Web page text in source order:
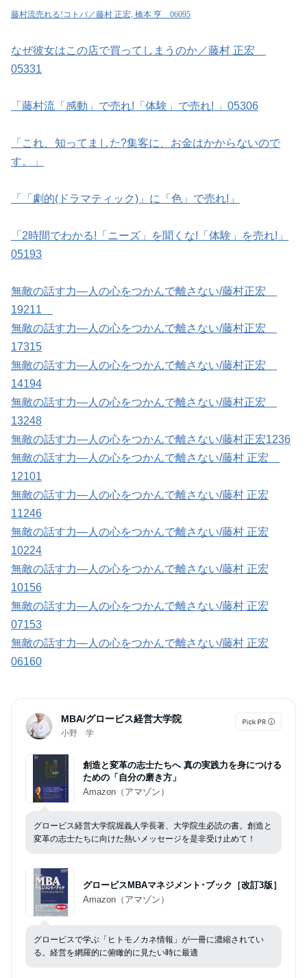
藤村流売れる!コトバ／藤村 正宏, 橋本 亨 06095
なぜ彼女はこの店で買ってしまうのか／藤村 正宏
05331
「藤村流「感動」で売れ!「体験」で売れ! 」05306
「これ、知ってました?集客に、お金はかからないので
す。」
「「劇的(ドラマティック)」に「色」で売れ!」
「2時間でわかる!「ニーズ」を聞くな!「体験」を売れ!」
05193
無敵の話す力―人の心をつかんで離さない/藤村正宏
19211
無敵の話す力―人の心をつかんで離さない/藤村正宏
17315
無敵の話す力―人の心をつかんで離さない/藤村正宏
14194
無敵の話す力―人の心をつかんで離さない/藤村正宏
13248
無敵の話す力―人の心をつかんで離さない/藤村正宏1236
無敵の話す力―人の心をつかんで離さない/藤村 正宏
12101
無敵の話す力―人の心をつかんで離さない/藤村 正宏
11246
無敵の話す力―人の心をつかんで離さない/藤村 正宏
10224
無敵の話す力―人の心をつかんで離さない/藤村 正宏
10156
無敵の話す力―人の心をつかんで離さない/藤村 正宏
07153
無敵の話す力―人の心をつかんで離さない/藤村 正宏
06160
MBA/グロービス経営大学院
小野 学
創造と変革の志士たちへ 真の実践力を身につける
ための「自分の磨き方」
Amazon（アマゾン）
グロービス経営大学院堀義人学長著、大学院生必読の書。創造と
変革の志士たちに向けた熱いメッセージを是非受け止めて！
グロービスMBAマネジメント･ブック［改訂3版］
Amazon（アマゾン）
グロービスで学ぶ「ヒトモノカネ情報」が一冊に濃縮されてい
る。経営を網羅的に俯瞰的に見たい時に最適